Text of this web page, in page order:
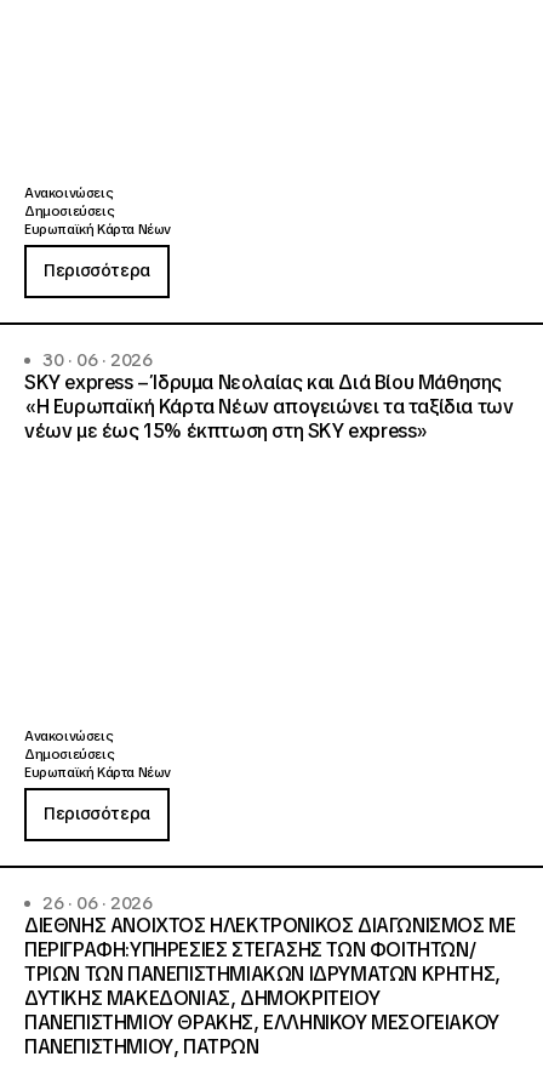
Ανακοινώσεις
Δημοσιεύσεις
Ευρωπαϊκή Κάρτα Νέων
Περισσότερα
30 · 06 · 2026
SKY express – Ίδρυμα Νεολαίας και Διά Βίου Μάθησης
«Η Ευρωπαϊκή Κάρτα Νέων απογειώνει τα ταξίδια των
νέων με έως 15% έκπτωση στη SKY express»
Ανακοινώσεις
Δημοσιεύσεις
Ευρωπαϊκή Κάρτα Νέων
Περισσότερα
26 · 06 · 2026
ΔΙΕΘΝΗΣ ΑΝΟΙΧΤΟΣ ΗΛΕΚΤΡΟΝΙΚΟΣ ΔΙΑΓΩΝΙΣΜΟΣ ΜΕ
ΠΕΡΙΓΡΑΦΗ:ΥΠΗΡΕΣΙΕΣ ΣΤΕΓΑΣΗΣ ΤΩΝ ΦΟΙΤΗΤΩΝ/
ΤΡΙΩΝ ΤΩΝ ΠΑΝΕΠΙΣΤΗΜΙΑΚΩΝ ΙΔΡΥΜΑΤΩΝ KΡΗΤΗΣ,
ΔΥΤΙΚΗΣ ΜΑΚΕΔΟΝΙΑΣ, ΔΗΜΟΚΡΙΤΕΙΟΥ
ΠΑΝΕΠΙΣΤΗΜΙΟΥ ΘΡΑΚΗΣ, ΕΛΛΗΝΙΚΟΥ ΜΕΣΟΓΕΙΑΚΟΥ
ΠΑΝΕΠΙΣΤΗΜΙΟΥ, ΠΑΤΡΩΝ